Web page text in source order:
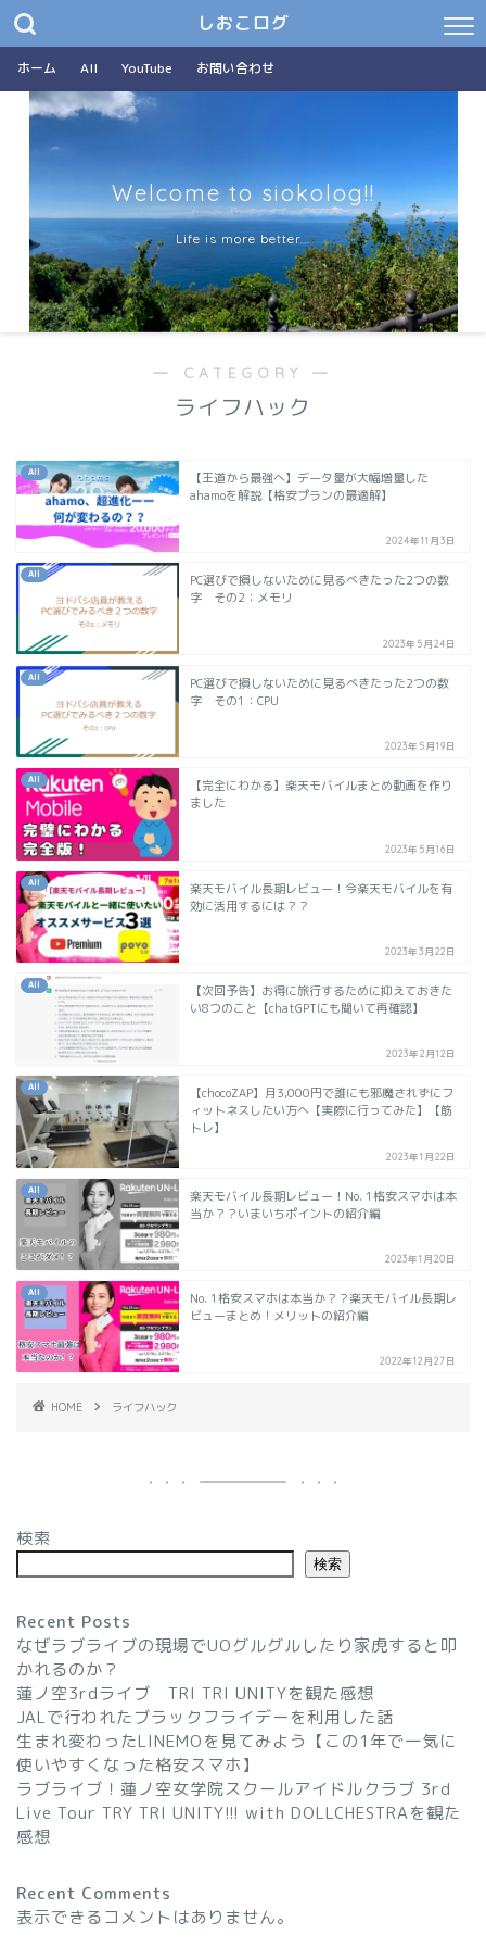
しおこログ
ホーム All YouTube お問い合わせ
Welcome to siokolog!!
Life is more better...
― CATEGORY ―
ライフハック
All
【王道から最強へ】データ量が大幅増量した
ahamoを解説【格安プランの最適解】
2024年11月3日
All
PC選びで損しないために見るべきたった2つの数
字 その2：メモリ
2023年5月24日
All
PC選びで損しないために見るべきたった2つの数
字 その1：CPU
2023年5月19日
All
【完全にわかる】楽天モバイルまとめ動画を作り
ました
2023年5月16日
All
楽天モバイル長期レビュー！今楽天モバイルを有
効に活用するには？？
2023年3月22日
All
【次回予告】お得に旅行するために抑えておきた
い8つのこと【chatGPTにも聞いて再確認】
2023年2月12日
All
【chocoZAP】月3,000円で誰にも邪魔されずにフ
ィットネスしたい方へ【実際に行ってみた】【筋
トレ】
2023年1月22日
All
楽天モバイル長期レビュー！No. 1格安スマホは本
当か？？いまいちポイントの紹介編
2023年1月20日
All
No. 1格安スマホは本当か？？楽天モバイル長期レ
ビューまとめ！メリットの紹介編
2022年12月27日
HOME ライフハック
検索
検索
Recent Posts
なぜラブライブの現場でUOグルグルしたり家虎すると叩
かれるのか？
蓮ノ空3rdライブ TRI TRI UNITYを観た感想
JALで行われたブラックフライデーを利用した話
生まれ変わったLINEMOを見てみよう【この1年で一気に
使いやすくなった格安スマホ】
ラブライブ！蓮ノ空女学院スクールアイドルクラブ 3rd
Live Tour TRY TRI UNITY!!! with DOLLCHESTRAを観た
感想
Recent Comments
表示できるコメントはありません。